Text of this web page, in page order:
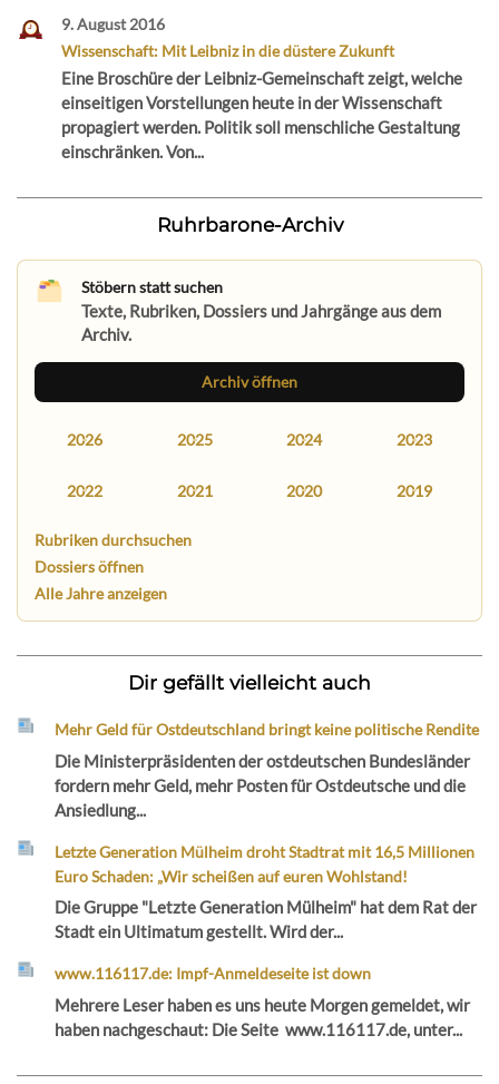
9. August 2016
Wissenschaft: Mit Leibniz in die düstere Zukunft
Eine Broschüre der Leibniz-Gemeinschaft zeigt, welche
einseitigen Vorstellungen heute in der Wissenschaft
propagiert werden. Politik soll menschliche Gestaltung
einschränken. Von...
Ruhrbarone-Archiv
Stöbern statt suchen
Texte, Rubriken, Dossiers und Jahrgänge aus dem
Archiv.
Archiv öffnen
2026 2025 2024 2023
2022 2021 2020 2019
Rubriken durchsuchen
Dossiers öffnen
Alle Jahre anzeigen
Dir gefällt vielleicht auch
Mehr Geld für Ostdeutschland bringt keine politische Rendite
Die Ministerpräsidenten der ostdeutschen Bundesländer
fordern mehr Geld, mehr Posten für Ostdeutsche und die
Ansiedlung...
Letzte Generation Mülheim droht Stadtrat mit 16,5 Millionen
Euro Schaden: „Wir scheißen auf euren Wohlstand!
Die Gruppe "Letzte Generation Mülheim" hat dem Rat der
Stadt ein Ultimatum gestellt. Wird der...
www.116117.de: Impf-Anmeldeseite ist down
Mehrere Leser haben es uns heute Morgen gemeldet, wir
haben nachgeschaut: Die Seite www.116117.de, unter...